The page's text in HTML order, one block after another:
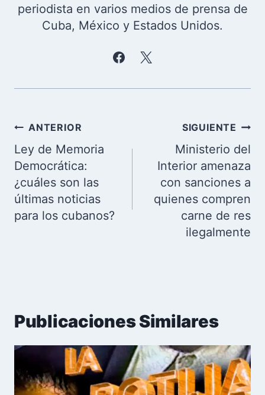
periodista en varios medios de prensa de
Cuba, México y Estados Unidos.
Navegación
de
entradas
ANTERIOR
Ley de Memoria
Democrática:
¿cuáles son las
últimas noticias
para los cubanos?
SIGUIENTE
Ministerio del
Interior amenaza
con sanciones a
quienes compren
carne de res
ilegalmente
Publicaciones Similares